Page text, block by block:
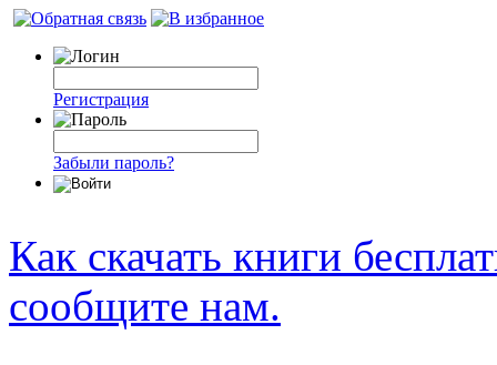
Регистрация
Забыли пароль?
Как скачать книги
сообщите нам.